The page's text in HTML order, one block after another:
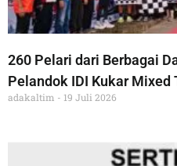
260 Pelari dari Berbagai
Pelandok IDI Kukar Mixed
adakaltim 19 Juli 2026